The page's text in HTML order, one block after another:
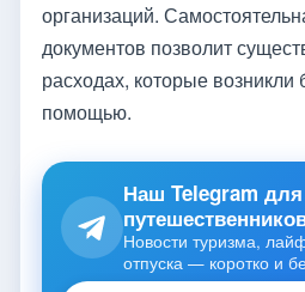
организаций.
документов позволит
расходах, которые
помощью.
Наш Telegram для
Новости туризма,
отпуска — коротко и